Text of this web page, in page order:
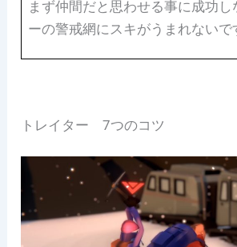
まず仲間だと思わせる事に成功
ーの警戒網にスキがうまれないで
トレイター 7つのコツ